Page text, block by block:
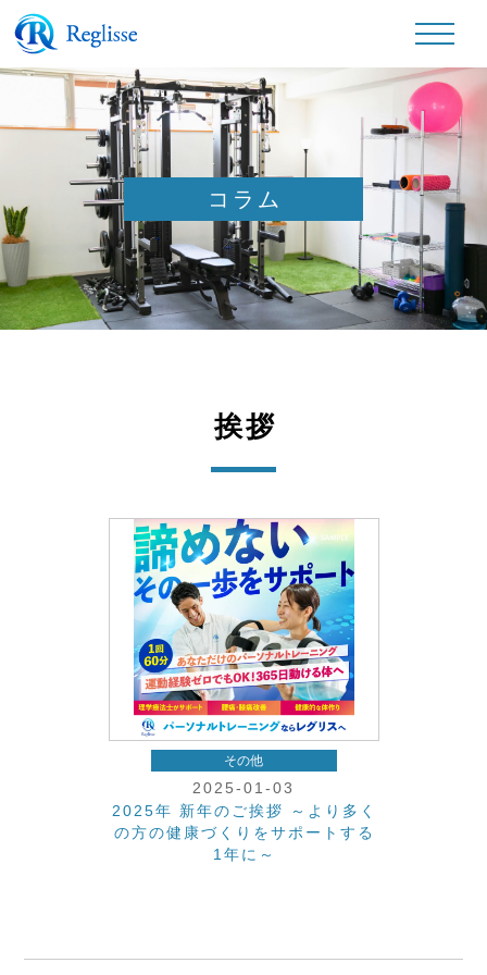
コラム
挨拶
その他
2025-01-03
2025年 新年のご挨拶 ～より多く
の方の健康づくりをサポートする
1年に～